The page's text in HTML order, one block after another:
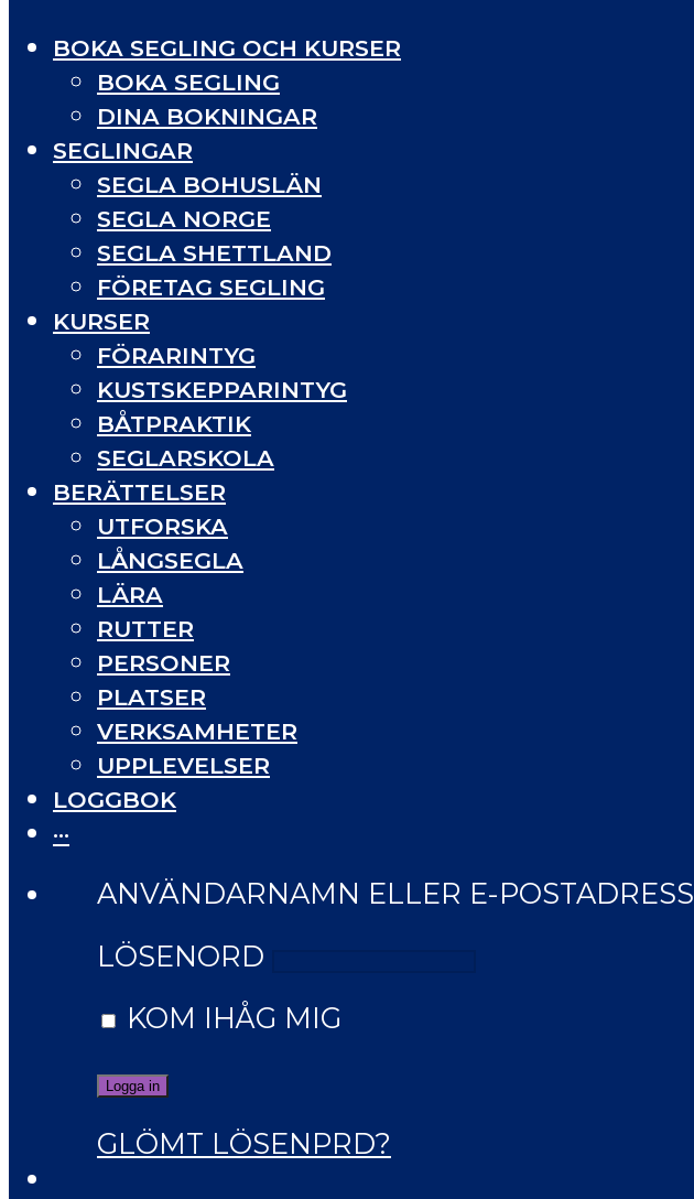
BOKA SEGLING OCH KURSER
BOKA SEGLING
DINA BOKNINGAR
SEGLINGAR
SEGLA BOHUSLÄN
SEGLA NORGE
SEGLA SHETTLAND
FÖRETAG SEGLING
KURSER
FÖRARINTYG
KUSTSKEPPARINTYG
BÅTPRAKTIK
SEGLARSKOLA
BERÄTTELSER
UTFORSKA
LÅNGSEGLA
LÄRA
RUTTER
PERSONER
PLATSER
VERKSAMHETER
UPPLEVELSER
LOGGBOK
···
ANVÄNDARNAMN ELLER E-POSTADRESS
LÖSENORD
KOM IHÅG MIG
GLÖMT LÖSENPRD?